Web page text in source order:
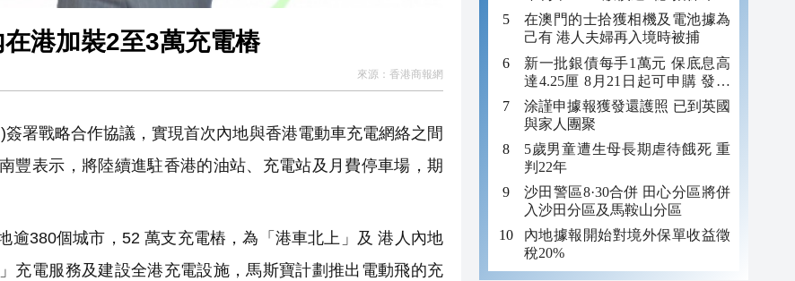
在港加裝2至3萬充電樁
來源： 香港商報網
署戰略合作協議，實現首次內地與香港電動車充電網絡之間
豐表示，將陸續進駐香港的油站、充電站及月費停車場，期
逾380個城市，52 萬支充電樁，為「港車北上」及 港人內地
充電服務及建設全港充電設施，馬斯寶計劃推出電動飛的充
年追數
在澳門的士拾獲相機及電池據為
己有 港人夫婦再入境時被捕
新一批銀債每手1萬元 保底息高
達4.25厘 8月21日起可申購 發行
金額最多550億
涂謹申據報獲發還護照 已到英國
與家人團聚
5歲男童遭生母長期虐待餓死 重
判22年
沙田警區8·30合併 田心分區將併
入沙田分區及馬鞍山分區
內地據報開始對境外保單收益徵
稅20%